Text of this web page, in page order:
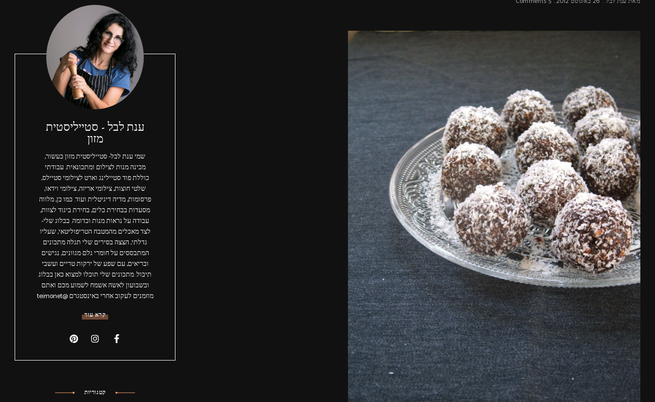
אריזה,
מדיה
דיגיטלית
ועוד.
ענת לבל - סטייליסטית
מזון
שמי ענת לבל- סטייליסטית מזון כעשור,
מכינה מנות לצילום ומתכונאית. עבודתי
כוללת פוד סטיילינג וארט לצילומי סטיילס,
שלטי חוצות, צילומי אריזה, צילומי וידאו,
פרסומות, מדיה דיגיטלית ועוד. כמו כן, מלווה
מסעדות בבחירת כלים, בחירת ביגוד לצוות,
עבודה על נראות מנות וכדומה. בבלוג שלי-
לצד מאכלים מהמטבח הטריפוליטאי, שעליו
גדלתי, הצצה בסירים שלי תגלה מתכונים
המתבססים על חומרי גלם מגוונים, נגישים
ובריאים, עם שפע של ירקות טריים ועשבי
תיבול. מתכונים שלי תוכלו למצוא כאן בבלוג
ובשבועון לאשה אשמח לשמוע מכם ואתם
מוזמנים לעקוב אחרי באינסטגרם @teimonet
קרא עוד
קטגוריות